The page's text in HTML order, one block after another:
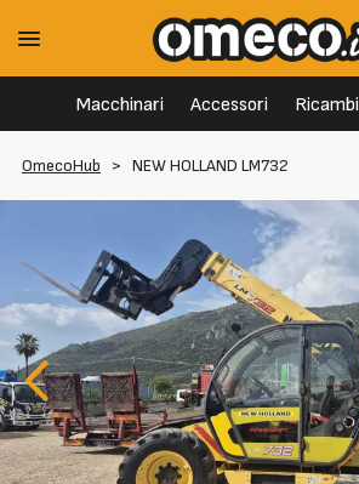
Macchinari Accessori Ricambi
OmecoHub > NEW HOLLAND LM732